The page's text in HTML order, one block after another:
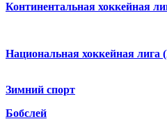
Континентальная хоккейная
Национальная хоккейная
Зимний спорт
Бобслей